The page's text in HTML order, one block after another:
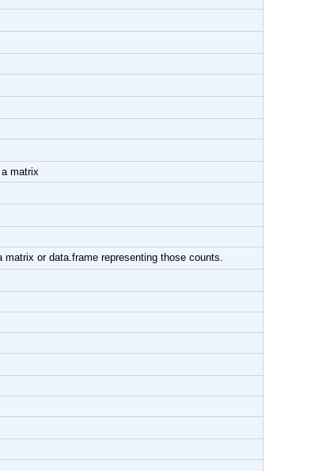
matrix
or data.frame representing those counts.